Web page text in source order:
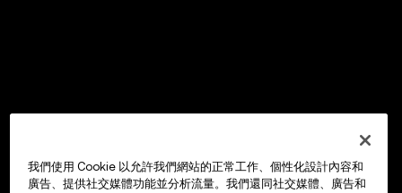
我們使用 Cookie 以允許我們網站的正常工作、個性化設計內容和
廣告、提供社交媒體功能並分析流量。我們還同社交媒體、廣告和